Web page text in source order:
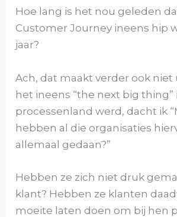
Hoe lang is het nou geleden
Customer Journey ineens hip
jaar?
Ach, dat maakt verder ook niet
het ineens “the next big thing”
processenland werd, dacht ik
hebben al die organisaties
allemaal gedaan?”
Hebben ze zich niet druk
klant? Hebben ze klanten
moeite laten doen om bij hen